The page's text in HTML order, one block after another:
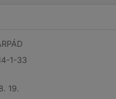
1-33
19.